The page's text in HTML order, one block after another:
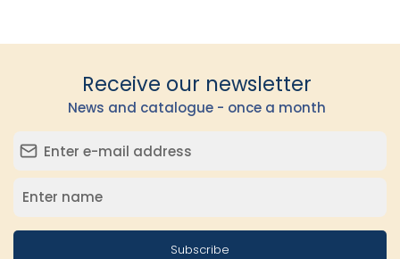
Receive our newsletter
News and catalogue - once a month
Subscribe